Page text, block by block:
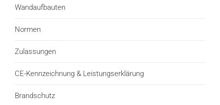
Wandaufbauten
Normen
Zulassungen
CE-Kennzeichnung & Leistungserklärung
Brandschutz